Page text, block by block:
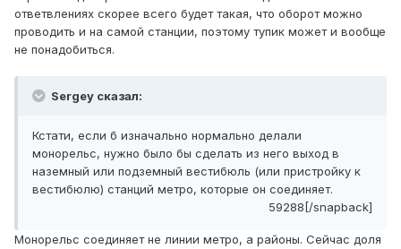
ответвлениях скорее всего будет такая, что оборот можно
проводить и на самой станции, поэтому тупик может и вообще
не понадобиться.
Sergey сказал:
Кстати, если б изначально нормально делали
монорельс, нужно было бы сделать из него выход в
наземный или подземный вестибюль (или пристройку к
вестибюлю) станций метро, которые он соединяет.
59288[/snapback]
Монорельс соединяет не линии метро, а районы. Сейчас доля